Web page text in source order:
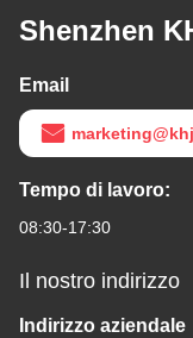
Shenzhen
Email
Tempo di lavoro:
08:30-17:30
Il nostro indirizzo
Indirizzo aziendale